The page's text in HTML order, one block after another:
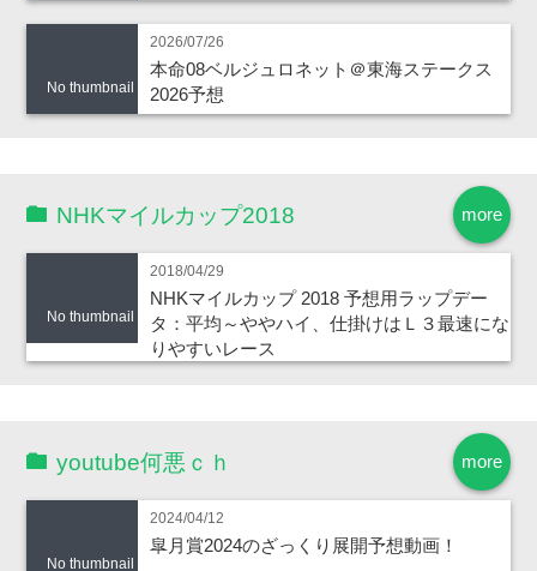
No thumbnail
2026/07/26
本命08ベルジュロネット＠東海ステークス
2026予想
more
NHKマイルカップ2018
No thumbnail
2018/04/29
NHKマイルカップ 2018 予想用ラップデー
タ：平均～ややハイ、仕掛けはＬ３最速にな
りやすいレース
more
youtube何悪ｃｈ
No thumbnail
2024/04/12
皐月賞2024のざっくり展開予想動画！